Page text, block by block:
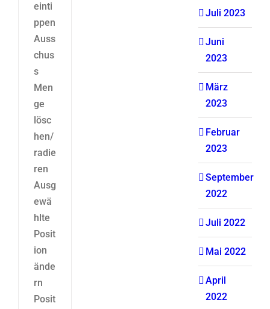
einti
ppen
Auss
chus
s
Men
ge
lösc
hen/
radie
ren
Ausg
ewä
hlte
Posit
ion
ände
rn
Posit
Juli 2023
Juni
2023
März
2023
Februar
2023
September
2022
Juli 2022
Mai 2022
April
2022